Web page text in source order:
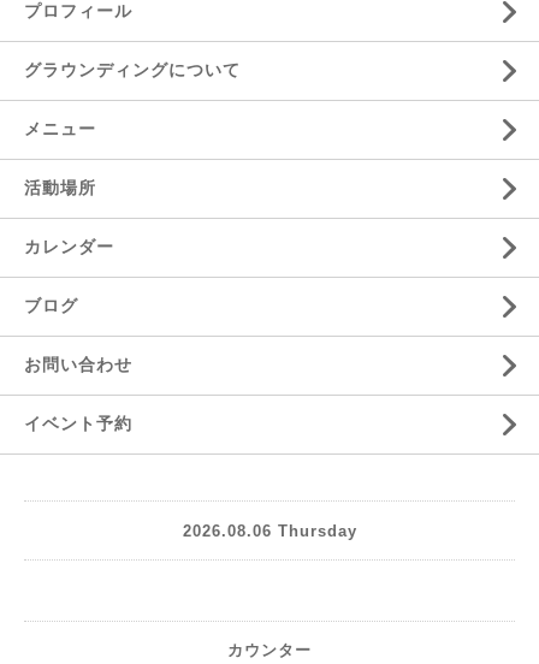
プロフィール
グラウンディングについて
メニュー
活動場所
カレンダー
ブログ
お問い合わせ
イベント予約
2026.08.06 Thursday
カウンター